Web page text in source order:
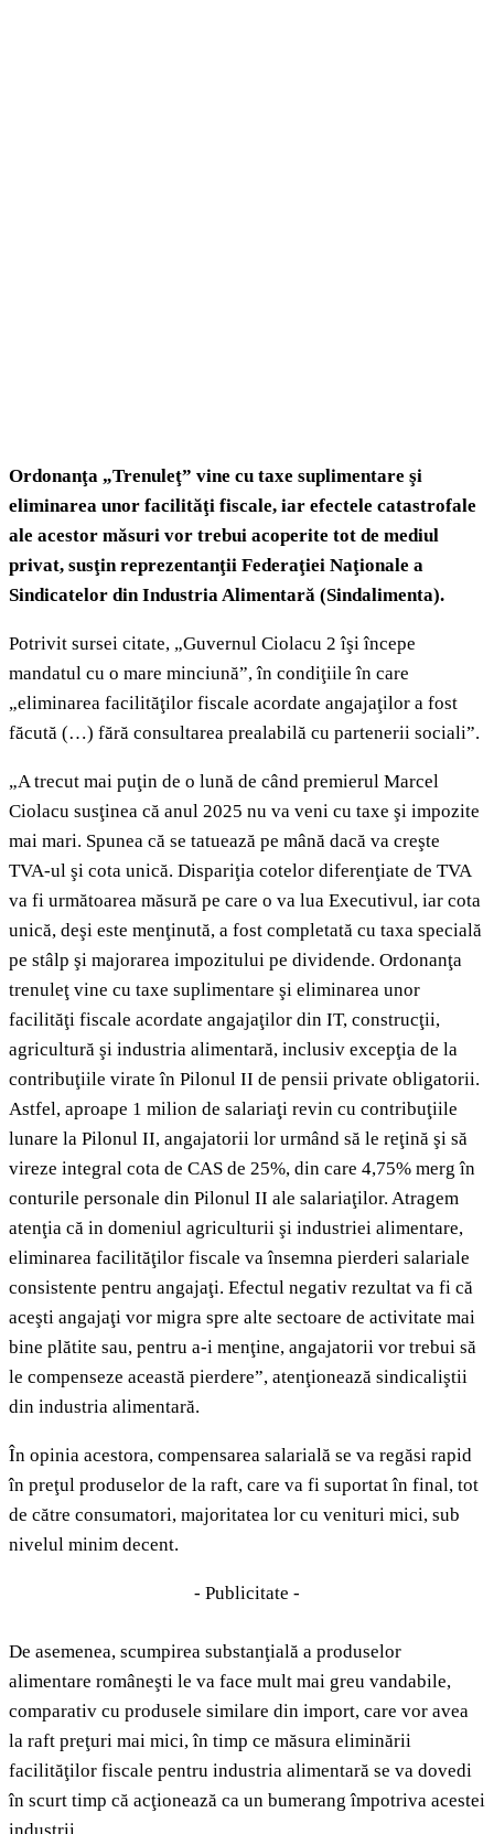
Ordonanţa „Trenuleţ” vine cu taxe suplimentare şi
eliminarea unor facilităţi fiscale, iar efectele catastrofale
ale acestor măsuri vor trebui acoperite tot de mediul
privat, susţin reprezentanţii Federaţiei Naţionale a
Sindicatelor din Industria Alimentară (Sindalimenta).
Potrivit sursei citate, „Guvernul Ciolacu 2 îşi începe
mandatul cu o mare minciună”, în condiţiile în care
„eliminarea facilităţilor fiscale acordate angajaţilor a fost
făcută (…) fără consultarea prealabilă cu partenerii sociali”.
„A trecut mai puţin de o lună de când premierul Marcel
Ciolacu susţinea că anul 2025 nu va veni cu taxe şi impozite
mai mari. Spunea că se tatuează pe mână dacă va creşte
TVA-ul şi cota unică. Dispariţia cotelor diferenţiate de TVA
va fi următoarea măsură pe care o va lua Executivul, iar cota
unică, deşi este menţinută, a fost completată cu taxa specială
pe stâlp şi majorarea impozitului pe dividende. Ordonanţa
trenuleţ vine cu taxe suplimentare şi eliminarea unor
facilităţi fiscale acordate angajaţilor din IT, construcţii,
agricultură şi industria alimentară, inclusiv excepţia de la
contribuţiile virate în Pilonul II de pensii private obligatorii.
Astfel, aproape 1 milion de salariaţi revin cu contribuţiile
lunare la Pilonul II, angajatorii lor urmând să le reţină şi să
vireze integral cota de CAS de 25%, din care 4,75% merg în
conturile personale din Pilonul II ale salariaţilor. Atragem
atenţia că in domeniul agriculturii şi industriei alimentare,
eliminarea facilităţilor fiscale va însemna pierderi salariale
consistente pentru angajaţi. Efectul negativ rezultat va fi că
aceşti angajaţi vor migra spre alte sectoare de activitate mai
bine plătite sau, pentru a-i menţine, angajatorii vor trebui să
le compenseze această pierdere”, atenţionează sindicaliştii
din industria alimentară.
În opinia acestora, compensarea salarială se va regăsi rapid
în preţul produselor de la raft, care va fi suportat în final, tot
de către consumatori, majoritatea lor cu venituri mici, sub
nivelul minim decent.
- Publicitate -
De asemenea, scumpirea substanţială a produselor
alimentare româneşti le va face mult mai greu vandabile,
comparativ cu produsele similare din import, care vor avea
la raft preţuri mai mici, în timp ce măsura eliminării
facilităţilor fiscale pentru industria alimentară se va dovedi
în scurt timp că acţionează ca un bumerang împotriva acestei
industrii.